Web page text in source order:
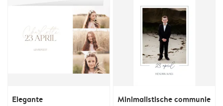
Elegante
Minimalistische communie